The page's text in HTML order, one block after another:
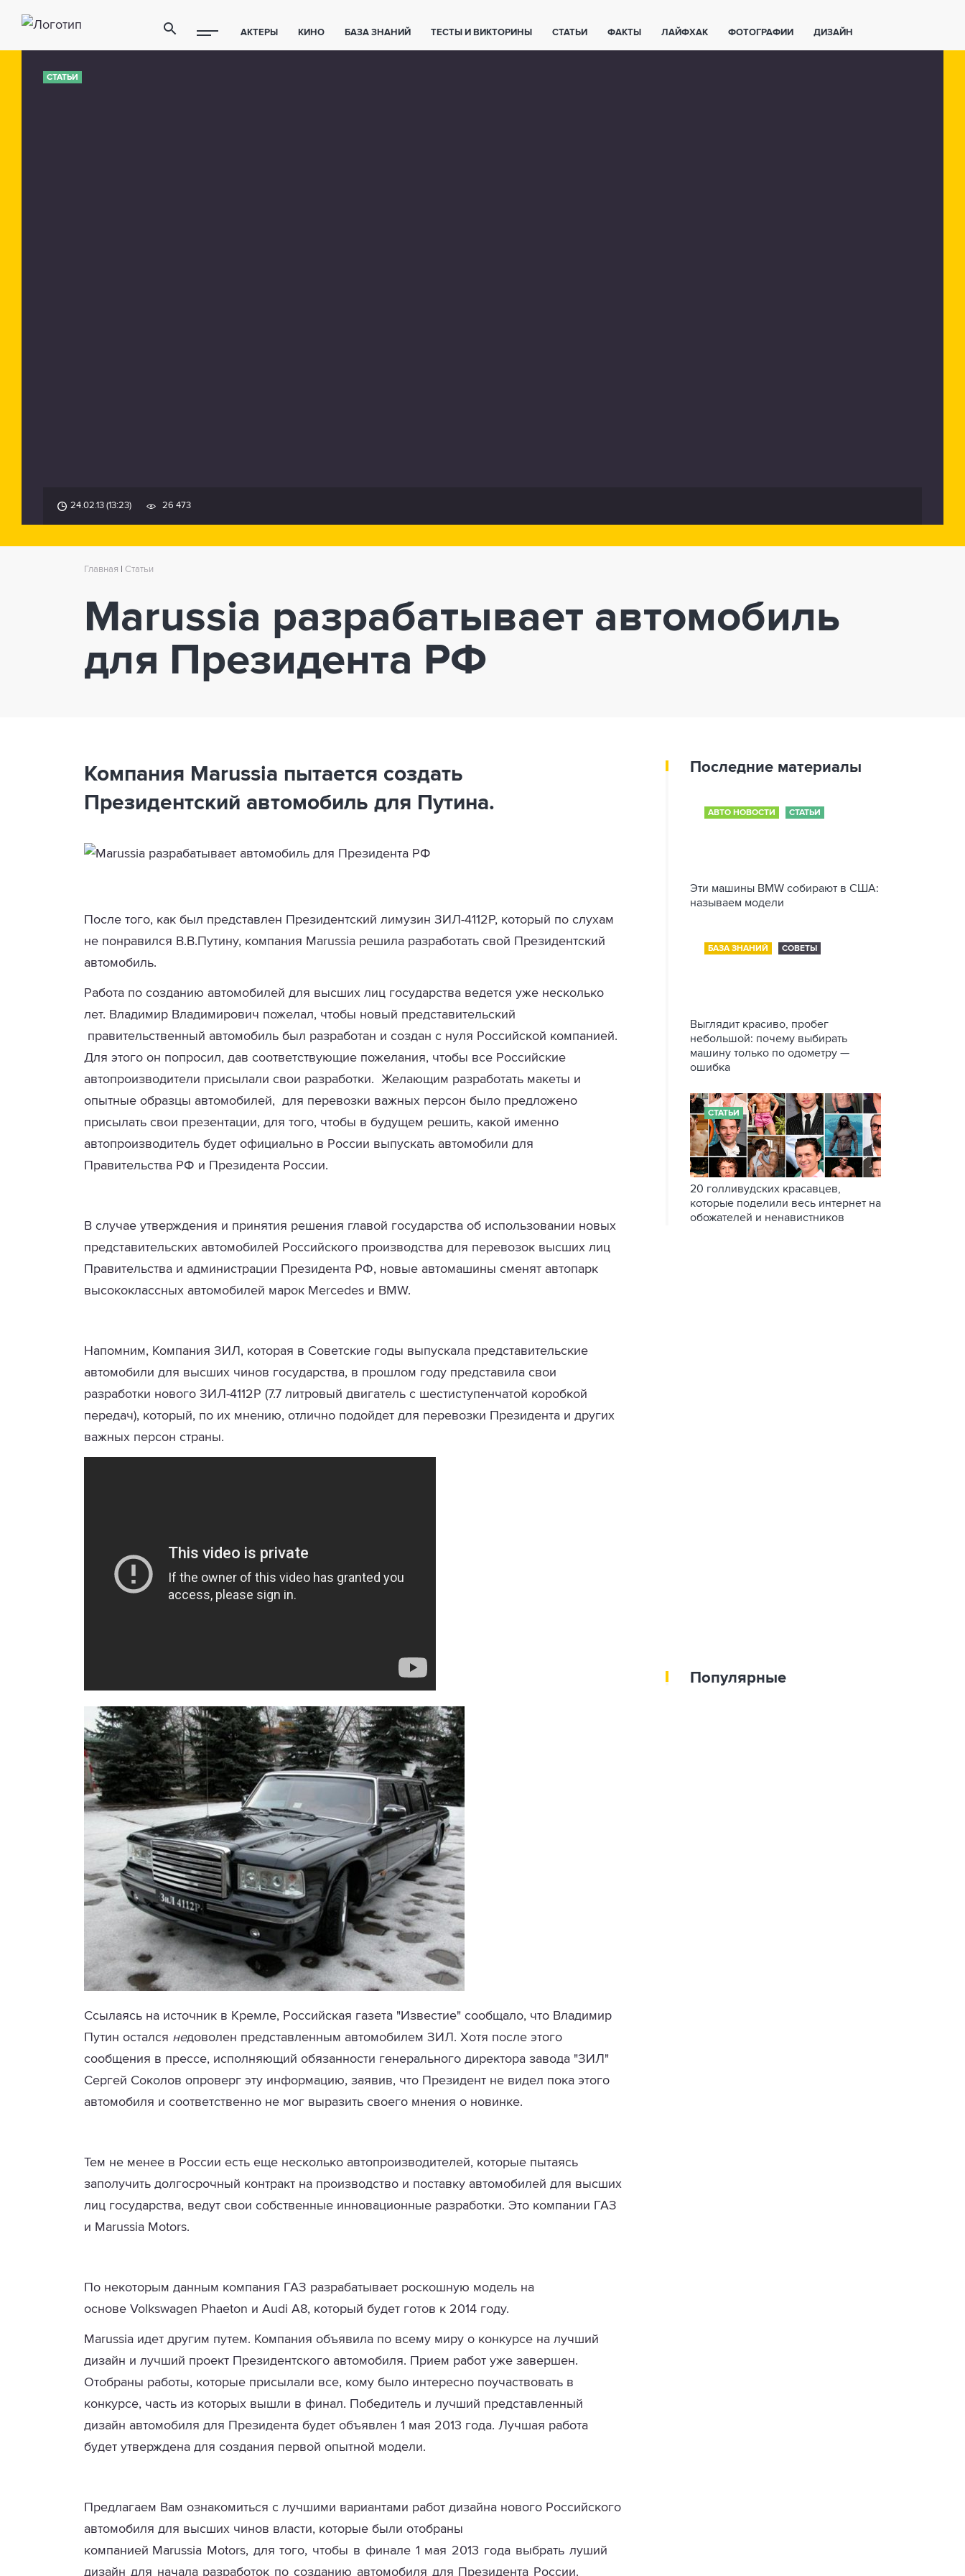
АКТЕРЫ КИНО БАЗА ЗНАНИЙ ТЕСТЫ И ВИКТОРИНЫ СТАТЬИ ФАКТЫ ЛАЙФХАК ФОТОГРАФИИ ДИЗАЙН
СТАТЬИ
24.02.13 (13:23) 26 473
Главная Статьи
Marussia разрабатывает автомобиль
для Президента РФ
Компания Marussia пытается создать
Президентский автомобиль для Путина.
После того, как был представлен Президентский лимузин ЗИЛ-4112P, который по слухам
не понравился В.В.Путину, компания Marussia решила разработать свой Президентский
автомобиль.
Работа по созданию автомобилей для высших лиц государства ведется уже несколько
лет. Владимир Владимирович пожелал, чтобы новый представительский
правительственный автомобиль был разработан и создан с нуля Российской компанией.
Для этого он попросил, дав соответствующие пожелания, чтобы все Российские
автопроизводители присылали свои разработки. Желающим разработать макеты и
опытные образцы автомобилей, для перевозки важных персон было предложено
присылать свои презентации, для того, чтобы в будущем решить, какой именно
автопроизводитель будет официально в России выпускать автомобили для
Правительства РФ и Президента России.
В случае утверждения и принятия решения главой государства об использовании новых
представительских автомобилей Российского производства для перевозок высших лиц
Правительства и администрации Президента РФ, новые автомашины сменят автопарк
высококлассных автомобилей марок Mercedes и BMW.
Напомним, Компания ЗИЛ, которая в Советские годы выпускала представительские
автомобили для высших чинов государства, в прошлом году представила свои
разработки нового ЗИЛ-4112P (7.7 литровый двигатель с шестиступенчатой коробкой
передач), который, по их мнению, отлично подойдет для перевозки Президента и других
важных персон страны.
Ссылаясь на источник в Кремле, Российская газета "Известие" сообщало, что Владимир
Путин остался недоволен представленным автомобилем ЗИЛ. Хотя после этого
сообщения в прессе, исполняющий обязанности генерального директора завода "ЗИЛ"
Сергей Соколов опроверг эту информацию, заявив, что Президент не видел пока этого
автомобиля и соответственно не мог выразить своего мнения о новинке.
Тем не менее в России есть еще несколько автопроизводителей, которые пытаясь
заполучить долгосрочный контракт на производство и поставку автомобилей для высших
лиц государства, ведут свои собственные инновационные разработки. Это компании ГАЗ
и Marussia Motors.
По некоторым данным компания ГАЗ разрабатывает роскошную модель на
основе Volkswagen Phaeton и Audi A8, который будет готов к 2014 году.
Marussia идет другим путем. Компания объявила по всему миру о конкурсе на лучший
дизайн и лучший проект Президентского автомобиля. Прием работ уже завершен.
Отобраны работы, которые присылали все, кому было интересно поучаствовать в
конкурсе, часть из которых вышли в финал. Победитель и лучший представленный
дизайн автомобиля для Президента будет объявлен 1 мая 2013 года. Лучшая работа
будет утверждена для создания первой опытной модели.
Предлагаем Вам ознакомиться с лучшими вариантами работ дизайна нового Российского
автомобиля для высших чинов власти, которые были отобраны
компанией Marussia Motors, для того, чтобы в финале 1 мая 2013 года выбрать луший
дизайн для начала разработок по созданию автомобиля для Президента России.
Последние материалы
АВТО НОВОСТИ СТАТЬИ
Эти машины BMW собирают в США:
называем модели
БАЗА ЗНАНИЙ СОВЕТЫ
Выглядит красиво, пробег
небольшой: почему выбирать
машину только по одометру —
ошибка
СТАТЬИ
20 голливудских красавцев,
которые поделили весь интернет на
обожателей и ненавистников
Популярные